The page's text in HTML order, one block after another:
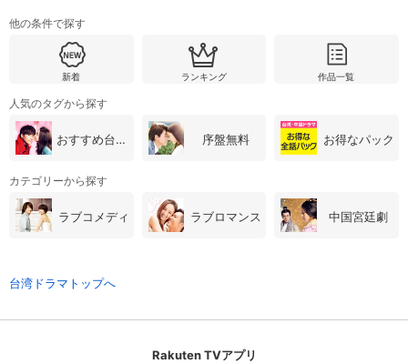
他の条件で探す
新着 ランキング 作品一覧
人気のタグから探す
おすすめ台湾・中国ドラマ 序盤無料 お得なパック
カテゴリーから探す
ラブコメディ ラブロマンス 中国宮廷劇
台湾ドラマトップへ
Rakuten TVアプリ